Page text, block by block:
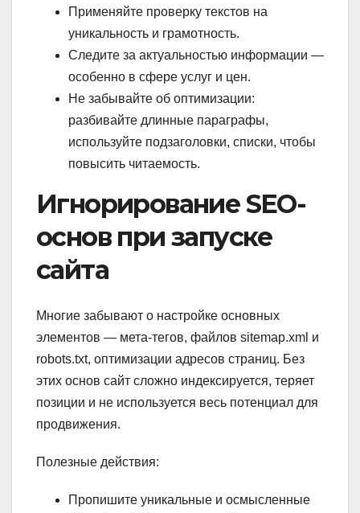
Применяйте проверку текстов на
уникальность и грамотность.
Следите за актуальностью информации —
особенно в сфере услуг и цен.
Не забывайте об оптимизации:
разбивайте длинные параграфы,
используйте подзаголовки, списки, чтобы
повысить читаемость.
Игнорирование SEO-
основ при запуске
сайта
Многие забывают о настройке основных
элементов — мета-тегов, файлов sitemap.xml и
robots.txt, оптимизации адресов страниц. Без
этих основ сайт сложно индексируется, теряет
позиции и не используется весь потенциал для
продвижения.
Полезные действия:
Пропишите уникальные и осмысленные